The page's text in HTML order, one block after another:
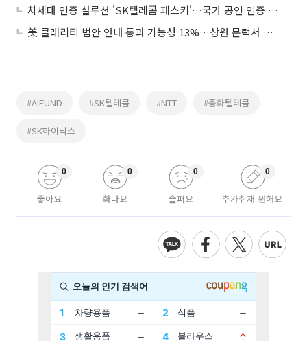
차세대 인증 설루션 'SK텔레콤 패스키'…국가 공인 인증 1등급 획득
美 클래리티 법안 연내 통과 가능성 13%…상원 문턱서 제동
#AIFUND #SK텔레콤 #NTT #중화텔레콤
#SK하이닉스
좋아요
0
화나요
0
슬퍼요
0
추가취재 원해요
0